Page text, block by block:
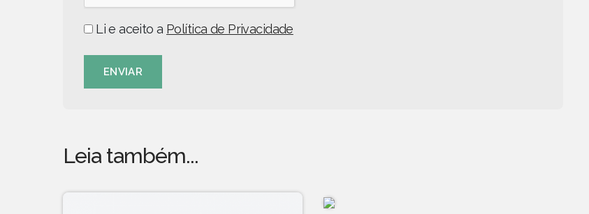
Li e aceito a Política de Privacidade
ENVIAR
Leia também...